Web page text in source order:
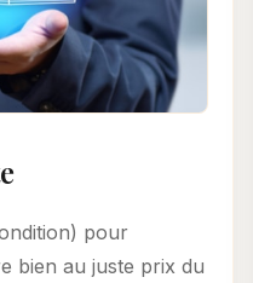
pour
bien au juste prix du